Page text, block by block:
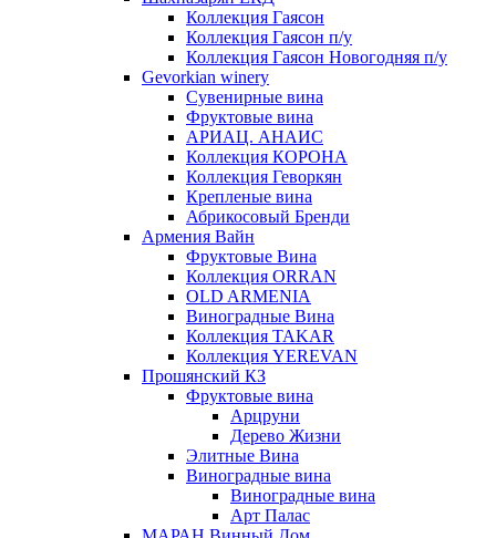
Коллекция Гаясон
Коллекция Гаясон п/у
Коллекция Гаясон Новогодняя п/у
Gevorkian winery
Сувенирные вина
Фруктовые вина
АРИАЦ. АНАИС
Коллекция КОРОНА
Коллекция Геворкян
Крепленые вина
Абрикосовый Бренди
Армения Вайн
Фруктовые Вина
Коллекция ORRAN
OLD ARMENIA
Виноградные Вина
Коллекция TAKAR
Коллекция YEREVAN
Прошянский КЗ
Фруктовые вина
Арцруни
Дерево Жизни
Элитные Вина
Виноградные вина
Виноградные вина
Арт Палас